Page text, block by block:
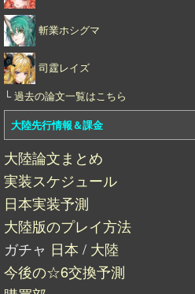
斬業ホシグマ
司霆レイズ
└過去の論文一覧はこちら
大陸先行情報＆課金
大陸論文まとめ
実装スケジュール
日本実装予測
大陸版のプレイ方法
ガチャ 日本 / 大陸
今後の☆6交換予測